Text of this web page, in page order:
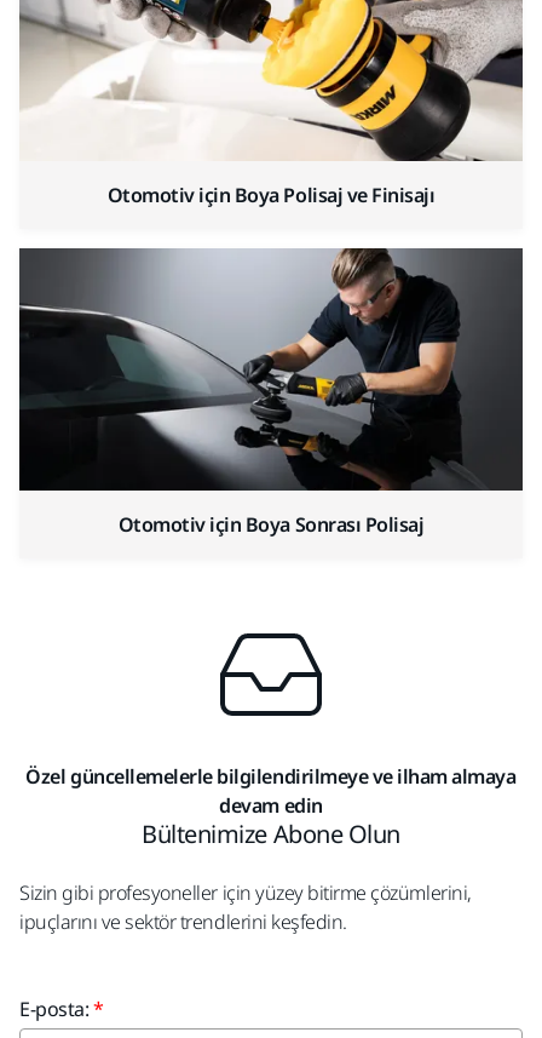
Otomotiv için Boya Polisaj ve Finisajı
Otomotiv için Boya Sonrası Polisaj
Özel güncellemelerle bilgilendirilmeye ve ilham almaya
devam edin
Bültenimize Abone Olun
Sizin gibi profesyoneller için yüzey bitirme çözümlerini,
ipuçlarını ve sektör trendlerini keşfedin.
E-posta: